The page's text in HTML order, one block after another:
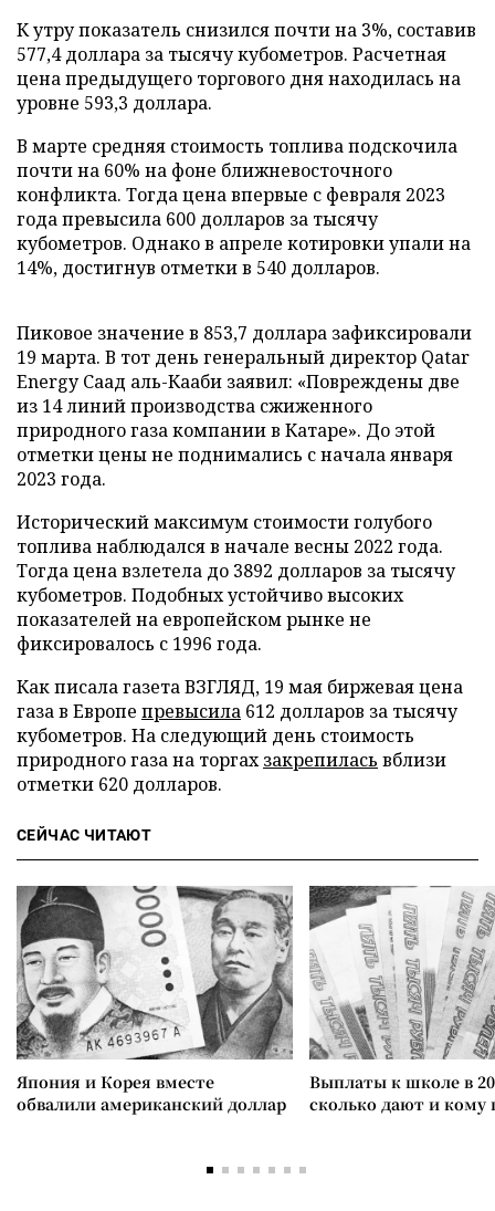
К утру показатель снизился почти на 3%, составив
577,4 доллара за тысячу кубометров. Расчетная
цена предыдущего торгового дня находилась на
уровне 593,3 доллара.
В марте средняя стоимость топлива подскочила
почти на 60% на фоне ближневосточного
конфликта. Тогда цена впервые с февраля 2023
года превысила 600 долларов за тысячу
кубометров. Однако в апреле котировки упали на
14%, достигнув отметки в 540 долларов.
Пиковое значение в 853,7 доллара зафиксировали
19 марта. В тот день генеральный директор Qatar
Energy Саад аль-Кааби заявил: «Повреждены две
из 14 линий производства сжиженного
природного газа компании в Катаре». До этой
отметки цены не поднимались с начала января
2023 года.
Исторический максимум стоимости голубого
топлива наблюдался в начале весны 2022 года.
Тогда цена взлетела до 3892 долларов за тысячу
кубометров. Подобных устойчиво высоких
показателей на европейском рынке не
фиксировалось с 1996 года.
Как писала газета ВЗГЛЯД, 19 мая биржевая цена
газа в Европе превысила 612 долларов за тысячу
кубометров. На следующий день стоимость
природного газа на торгахзакрепилась вблизи
отметки 620 долларов.
СЕЙЧАС ЧИТАЮТ
Япония и Корея вместе
обвалили американский доллар
Выплаты к школе в
сколько дают и